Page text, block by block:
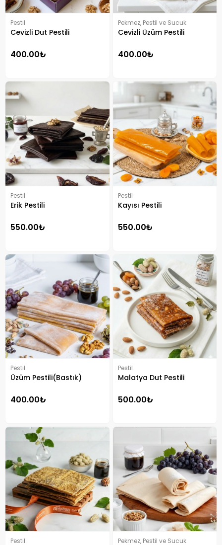
Pestil
Cevizli Dut Pestili
400.00₺
Pekmez, Pestil ve Sucuk
Cevizli Üzüm Pestili
400.00₺
Pestil
Erik Pestili
550.00₺
Pestil
Kayısı Pestili
550.00₺
Pestil
Üzüm Pestili(Bastık)
400.00₺
Pestil
Malatya Dut Pestili
500.00₺
Pestil Pekmez, Pestil ve Sucuk